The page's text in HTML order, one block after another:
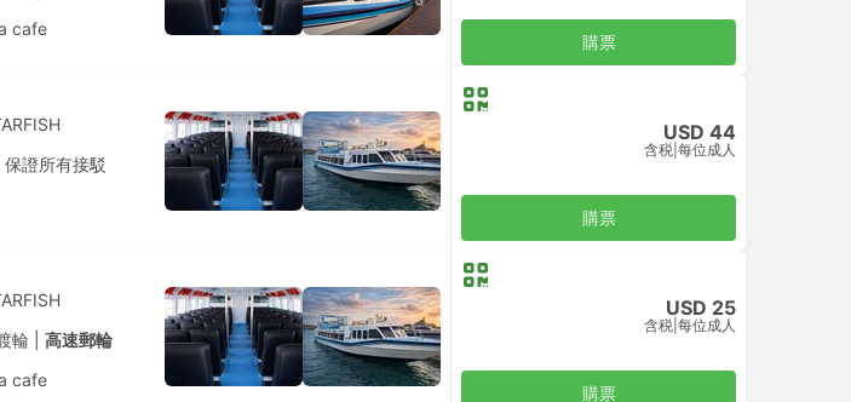
cafe
購票
證所有接駁
USD 44
含税 每位成人
購票
輪 高速郵輪
cafe
USD 25
含税 每位成人
購票